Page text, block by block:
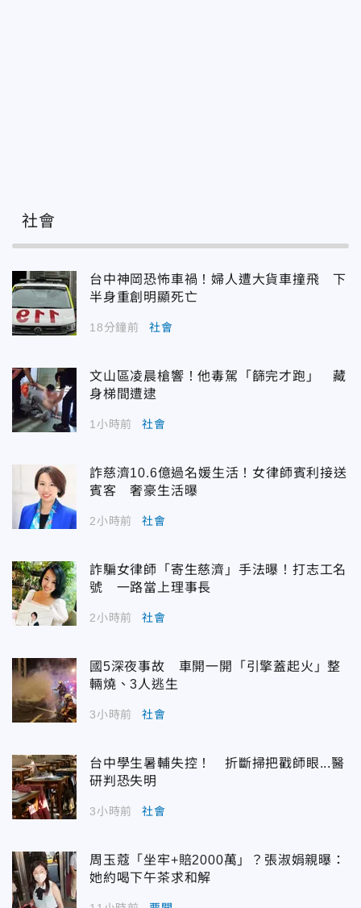
社會
台中神岡恐怖車禍！婦人遭大貨車撞飛 下
半身重創明顯死亡
18分鐘前 社會
文山區凌晨槍響！他毒駕「篩完才跑」 藏
身梯間遭逮
1小時前 社會
詐慈濟10.6億過名媛生活！女律師賓利接送
賓客 奢豪生活曝
2小時前 社會
詐騙女律師「寄生慈濟」手法曝！打志工名
號 一路當上理事長
2小時前 社會
國5深夜事故 車開一開「引擎蓋起火」整
輛燒、3人逃生
3小時前 社會
台中學生暑輔失控！ 折斷掃把戳師眼...醫
研判恐失明
3小時前 社會
周玉蔻「坐牢+賠2000萬」？張淑娟親曝：
她約喝下午茶求和解